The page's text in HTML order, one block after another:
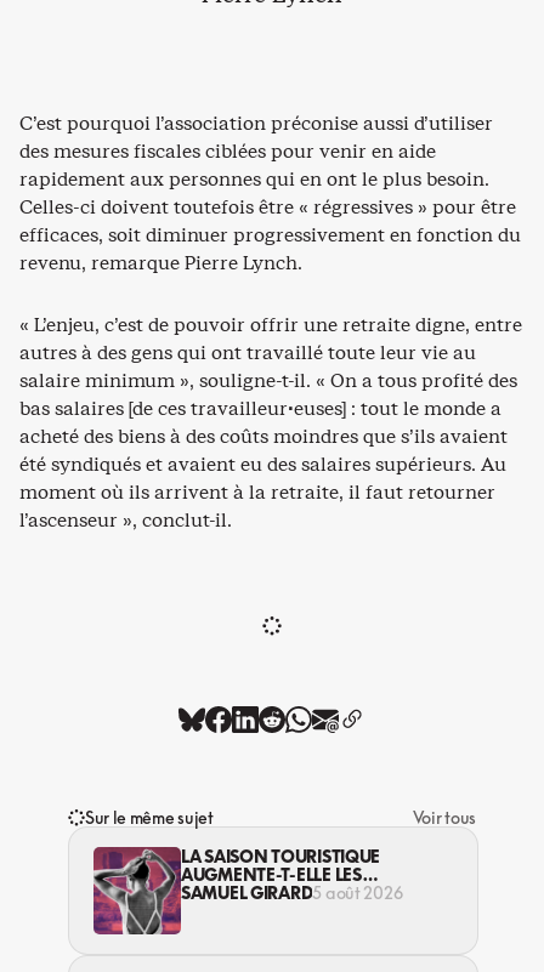
C’est pourquoi l’association préconise aussi d’utiliser
des mesures fiscales ciblées pour venir en aide
rapidement aux personnes qui en ont le plus besoin.
Celles-ci doivent toutefois être « régressives » pour être
efficaces, soit diminuer progressivement en fonction du
revenu, remarque Pierre Lynch.
« L’enjeu, c’est de pouvoir offrir une retraite digne, entre
autres à des gens qui ont travaillé toute leur vie au
salaire minimum », souligne-t-il. « On a tous profité des
bas salaires [de ces travailleur·euses] : tout le monde a
acheté des biens à des coûts moindres que s’ils avaient
été syndiqués et avaient eu des salaires supérieurs. Au
moment où ils arrivent à la retraite, il faut retourner
l’ascenseur », conclut-il.
Sur le même sujet
Voir tous
LA SAISON TOURISTIQUE
AUGMENTE-T-ELLE LES
VIOLENCES CONTRE LES
SAMUEL GIRARD5 août 2026